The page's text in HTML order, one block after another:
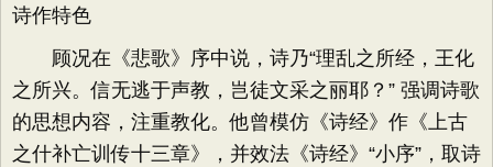
诗作特色
顾况在《悲歌》序中说，诗乃“理乱之所经，王化
之所兴。信无逃于声教，岂徒文采之丽耶？” 强调诗歌
的思想内容，注重教化。他曾模仿《诗经》作《上古
之什补亡训传十三章》，并效法《诗经》“小序”，取诗